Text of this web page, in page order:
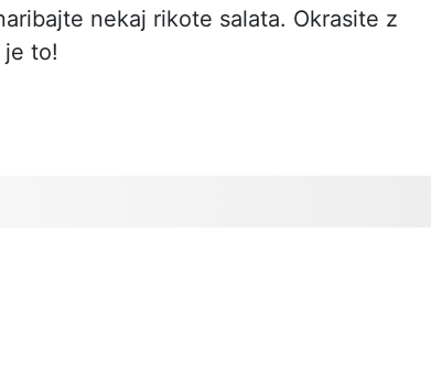
nekaj rikote salata. Okrasite z
to!